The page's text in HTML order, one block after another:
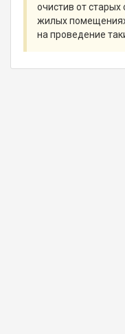
очистив от
жилых
на проведение